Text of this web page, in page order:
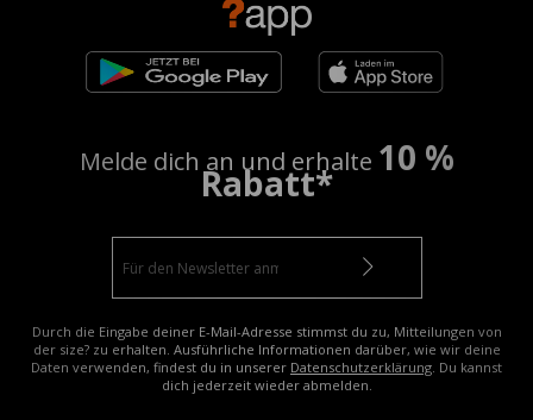
Melde dich an und erhalte 10 %
Rabatt*
Durch die Eingabe deiner E-Mail-Adresse stimmst du zu, Mitteilungen von
der size? zu erhalten. Ausführliche Informationen darüber, wie wir deine
Daten verwenden, findest du in unserer Datenschutzerklärung. Du kannst
dich jederzeit wieder abmelden.